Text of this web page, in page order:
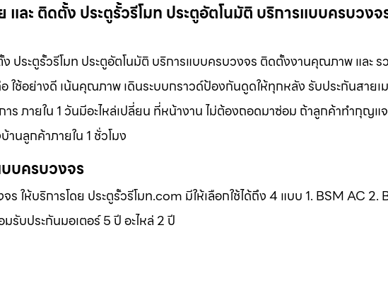
ละ ติดตั้ง ประตูรั้วรีโมท ประตูอัตโนมัติ บริการแบบครบวง
ประตูรั้วรีโมท ประตูอัตโนมัติ บริการแบบครบวงจร ติดตั้งงานคุณภาพ และ ร
ช้อย่างดี เน้นคุณภาพ เดินระบบกราวด์ป้องกันดูดให้ทุกหลัง รับประกันสายเ
ร ภายใน 1 วันมีอะไหล่เปลี่ยน ที่หน้างาน ไม่ต้องถอดมาซ่อม ถ้าลูกค้าทำกุญ
นลูกค้าภายใน 1 ชั่วโมง
บครบวงจร
ให้บริการโดย ประตูรั้วรีโมท.com มีให้เลือกใช้ได้ถึง 4 แบบ 1. BSM AC 2.
บประกันมอเตอร์ 5 ปี อะไหล่ 2 ปี